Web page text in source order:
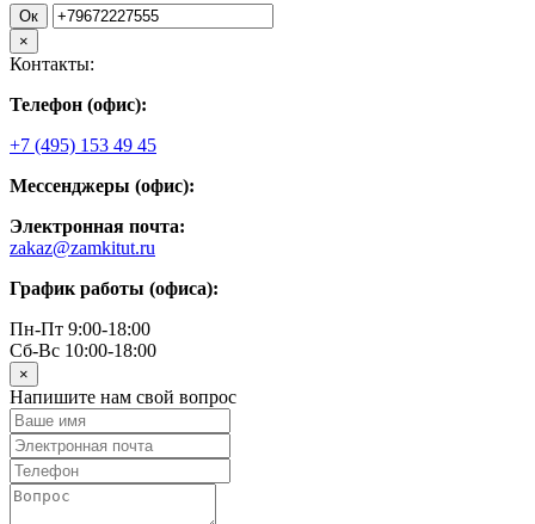
Ок
×
Контакты:
Телефон (офис):
+7 (495) 153 49 45
Мессенджеры (офис):
Электронная почта:
zakaz@zamkitut.ru
График работы (офиса):
Пн-Пт 9:00-18:00
Сб-Вс 10:00-18:00
×
Напишите нам свой вопрос